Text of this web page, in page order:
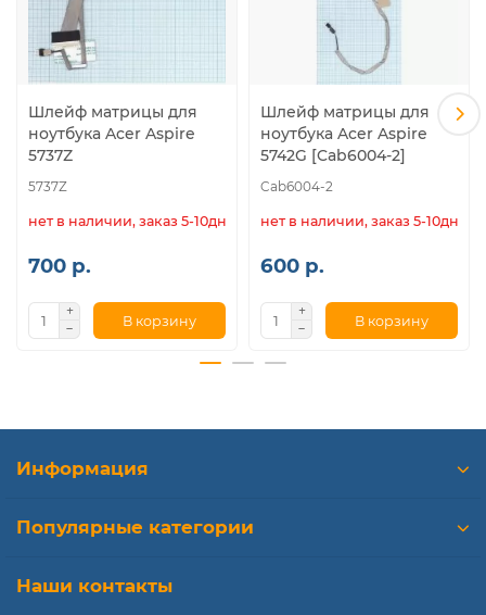
Шлейф матрицы для
ноутбука Acer Aspire
5737Z
5737Z
нет в наличии, заказ 5-10дн.
700 р.
В корзину
Шлейф матрицы для
ноутбука Acer Aspire
5742G [Cab6004-2]
Cab6004-2
нет в наличии, заказ 5-10дн.
600 р.
В корзину
Информация
Популярные категории
Наши контакты